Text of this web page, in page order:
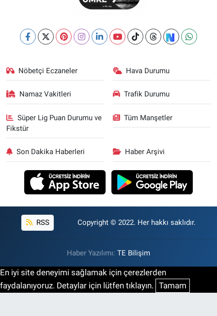
Nöbetçi Eczaneler Hava Durumu
Namaz Vakitleri Trafik Durumu
Süper Lig Puan Durumu ve
Fikstür
Tüm Manşetler
Son Dakika Haberleri Haber Arşivi
RSS Copyright © 2022. Her hakkı saklıdır.
Haber Yazılımı: TE Bilişim
En iyi site deneyimi sağlamak için çerezlerden
faydalanıyoruz. Detaylar için lütfen tıklayın. Tamam